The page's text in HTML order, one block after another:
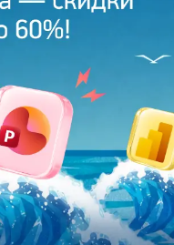
сокращаем расходы